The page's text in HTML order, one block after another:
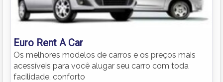
Euro Rent A Car
Os melhores modelos de carros e os preços mais
acessíveis para você alugar seu carro com toda
facilidade, conforto